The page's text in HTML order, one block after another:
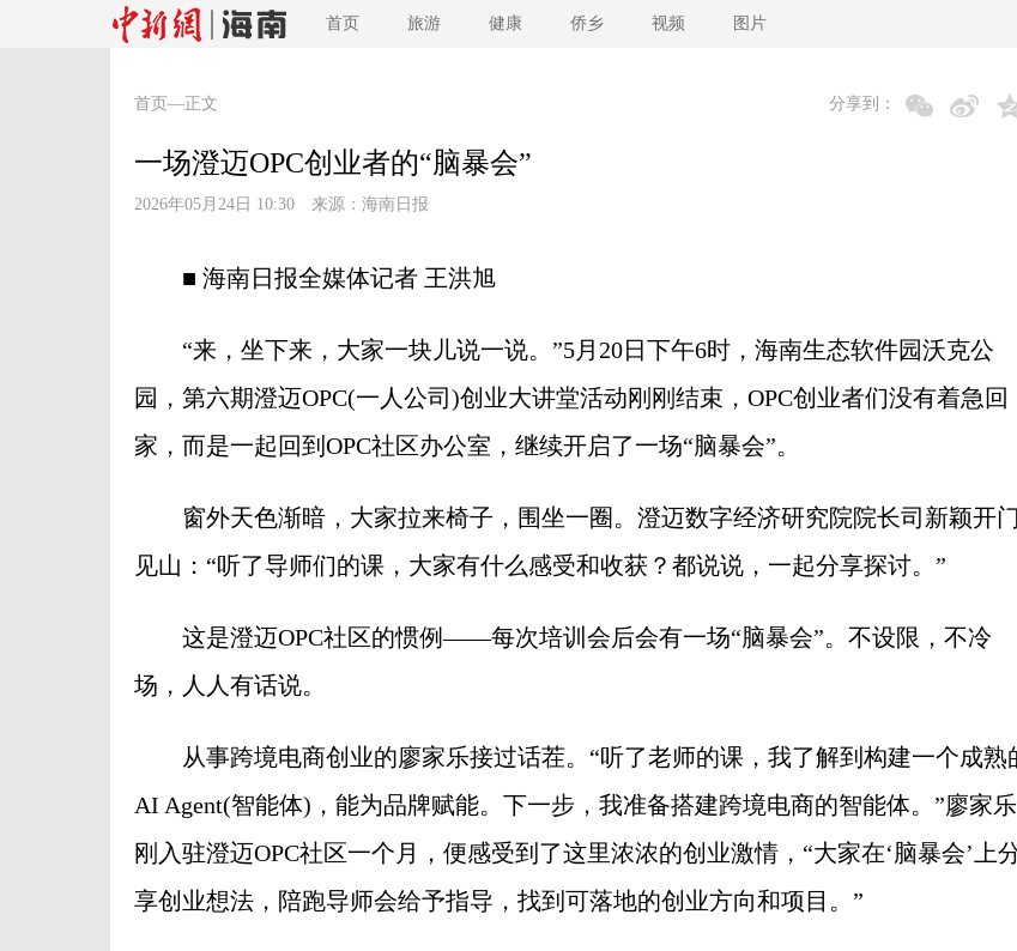
首页 旅游 健康 侨乡 视频 图片
首页 —正文 分享到：
一场澄迈OPC创业者的“脑暴会”
2026年05月24日 10:30 来源： 海南日报
■ 海南日报全媒体记者 王洪旭
“来，坐下来，大家一块儿说一说。”5月20日下午6时，海南生态软件园沃克公
园，第六期澄迈OPC(一人公司)创业大讲堂活动刚刚结束，OPC创业者们没有着急回
家，而是一起回到OPC社区办公室，继续开启了一场“脑暴会”。
窗外天色渐暗，大家拉来椅子，围坐一圈。澄迈数字经济研究院院长司新颖开门
见山：“听了导师们的课，大家有什么感受和收获？都说说，一起分享探讨。”
这是澄迈OPC社区的惯例——每次培训会后会有一场“脑暴会”。不设限，不冷
场，人人有话说。
从事跨境电商创业的廖家乐接过话茬。“听了老师的课，我了解到构建一个成熟
AI Agent(智能体)，能为品牌赋能。下一步，我准备搭建跨境电商的智能体。”廖家乐
刚入驻澄迈OPC社区一个月，便感受到了这里浓浓的创业激情，“大家在‘脑暴会’上
享创业想法，陪跑导师会给予指导，找到可落地的创业方向和项目。”